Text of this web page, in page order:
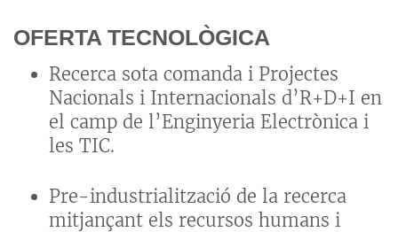
OFERTA TECNOLÒGICA
Recerca sota comanda i Projectes
Nacionals i Internacionals d’R+D+I en
el camp de l’Enginyeria Electrònica i
les TIC.
Pre-industrialització de la recerca
mitjançant els recursos humans i